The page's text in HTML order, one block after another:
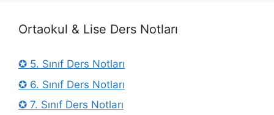
Ortaokul & Lise Ders Notları
✪ 5. Sınıf Ders Notları
✪ 6. Sınıf Ders Notları
✪ 7. Sınıf Ders Notları